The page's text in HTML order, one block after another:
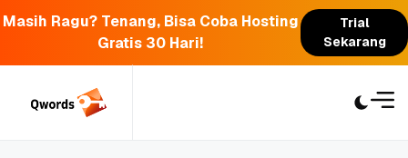
Masih Ragu? Tenang, Bisa Coba Hosting
Gratis 30 Hari!
Trial
Sekarang